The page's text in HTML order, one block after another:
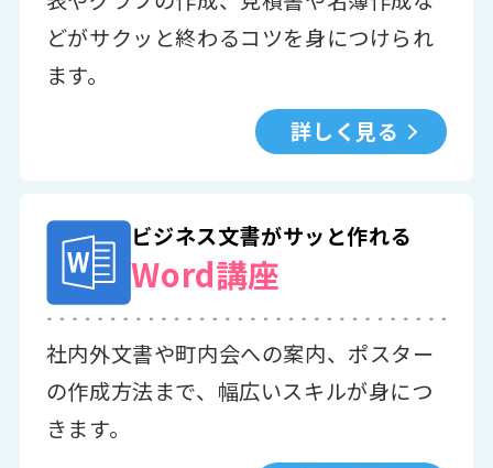
どがサクッと終わるコツを身につけられ
ます。
詳しく見る
ビジネス文書がサッと作れる
Word講座
社内外文書や町内会への案内、ポスター
の作成方法まで、幅広いスキルが身につ
きます。